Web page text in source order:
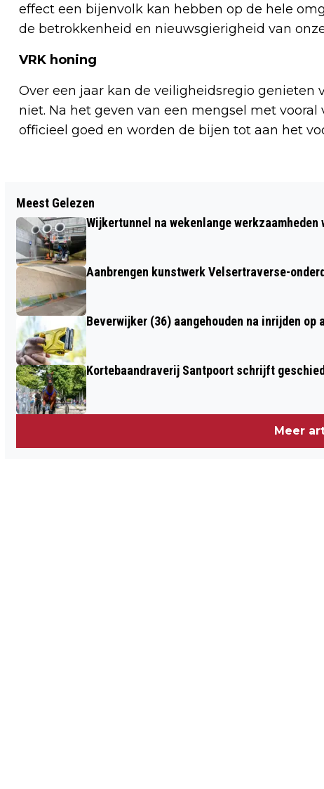
effect een bijenvolk kan hebben op de hele
de betrokkenheid en nieuwsgierigheid van onze
VRK honing
Over een jaar kan de veiligheidsregio genieten
niet. Na het geven van een mengsel met
officieel goed en worden de bijen tot aan het
AFVALLEN: THEORIE VS PRAKTIJK
Meest Gelezen
Wijkertunnel na wekenlange werkzaamheden
Aanbrengen kunstwerk Velsertraverse-
Beverwijker (36) aangehouden na inrijden
Kortebaandraverij Santpoort schrijft
Meer